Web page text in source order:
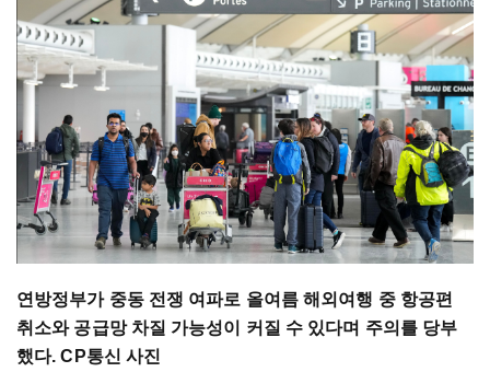
연방정부가 중동 전쟁 여파로 올여름 해외여행 중 항공편
취소와 공급망 차질 가능성이 커질 수 있다며 주의를 당부
했다. CP통신 사진